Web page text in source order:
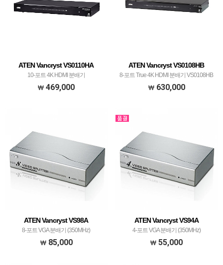
ATEN Vancryst VS0110HA
10-포트 4K HDMI 분배기
469,000
ATEN Vancryst VS0108HB
8-포트 True 4K HDMI 분배기 VS0108HB
630,000
ATEN Vancryst VS98A
8-포트 VGA 분배기 (350MHz)
85,000
ATEN Vancryst VS94A
4-포트 VGA 분배기 (350MHz)
55,000